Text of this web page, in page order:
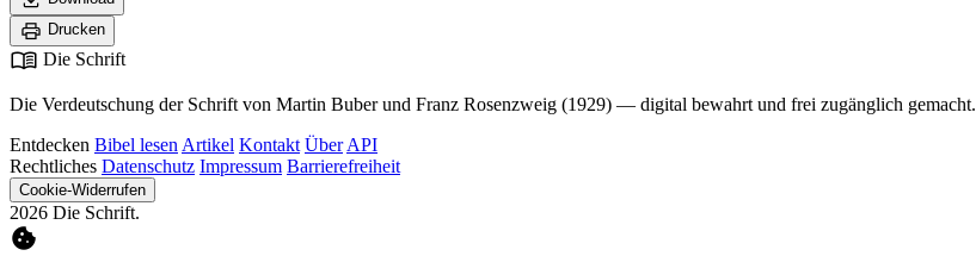
print Drucken
menu_book Die Schrift
Die Verdeutschung der Schrift von Martin Buber und Franz Rosenzweig (1929) — digital bewahrt und frei zugänglich gemacht.
Entdecken Bibel lesen Artikel Kontakt Über API
Rechtliches Datenschutz Impressum Barrierefreiheit
Cookie-Widerrufen
2026 Die Schrift.
cookie